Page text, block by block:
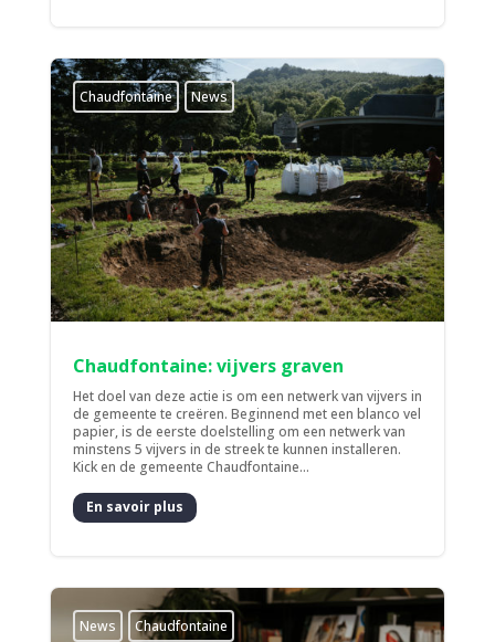
Chaudfontaine News
Chaudfontaine: vijvers graven
Het doel van deze actie is om een netwerk van vijvers in
de gemeente te creëren. Beginnend met een blanco vel
papier, is de eerste doelstelling om een netwerk van
minstens 5 vijvers in de streek te kunnen installeren.
Kick en de gemeente Chaudfontaine...
En savoir plus
News Chaudfontaine